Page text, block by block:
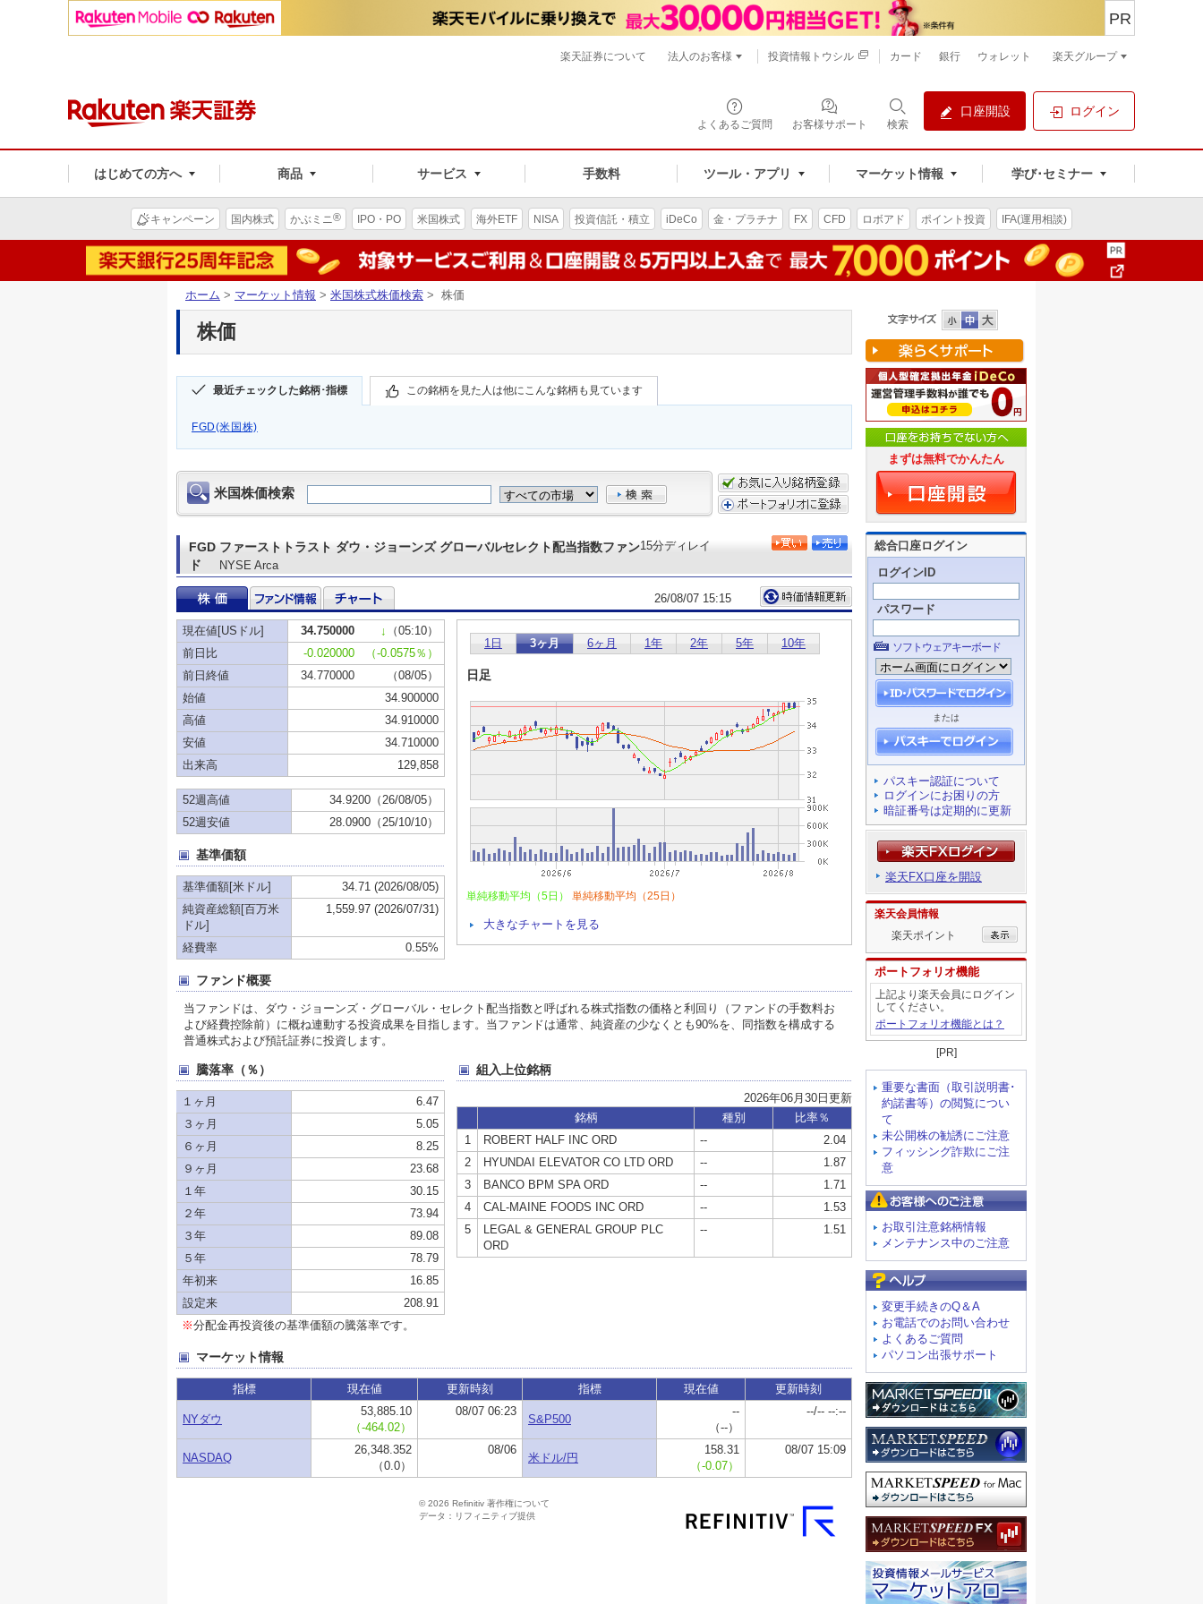
よくあるご質問 お客様サポート 検索
口座開設 ログイン
はじめての方へ 商品 サービス 手数料 ツール・アプリ マーケット情報 学び･セミナー
PR
楽天証券について 法人のお客様 投資情報トウシル カード 銀行 ウォレット 楽天グループ
キャンペーン 国内株式 かぶミニ® IPO・PO 米国株式 海外ETF NISA 投資信託・積立 iDeCo 金・プラチナ FX CFD ロボアド ポイント投資 IFA(運用相談)
ホーム > マーケット情報 > 米国株式株価検索 > 株価
株価
最近チェックした銘柄･指標 この銘柄を見た人は他にこんな銘柄も見ています
FGD(米国株)
まずは無料でかんたん
総合口座ログイン
ログインID
パスワード
ソフトウェアキーボード
または
パスキー認証について
ログインにお困りの方
暗証番号は定期的に更新
楽天FX口座を開設
楽天会員情報
楽天ポイント
ポートフォリオ機能
上記より楽天会員にログイン
してください。
ポートフォリオ機能とは？
[PR]
重要な書面（取引説明書･
約諾書等）の閲覧につい
て
未公開株の勧誘にご注意
フィッシング詐欺にご注
意
お取引注意銘柄情報
メンテナンス中のご注意
変更手続きのQ＆A
お電話でのお問い合わせ
よくあるご質問
パソコン出張サポート